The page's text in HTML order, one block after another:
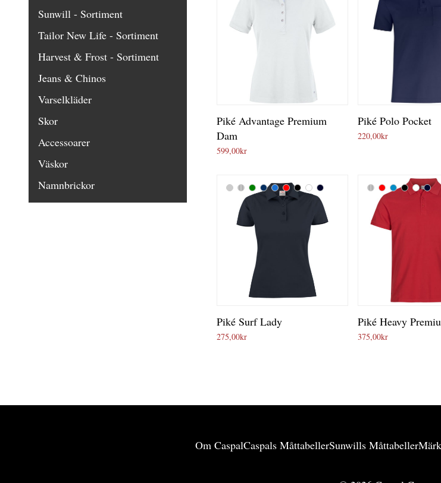
Sunwill - Sortiment
Tailor New Life - Sortiment
Harvest & Frost - Sortiment
Jeans & Chinos
Varselkläder
Skor
Accessoarer
Väskor
Namnbrickor
Piké Advantage Premium
Dam
599,00kr
Piké Polo Pocket
220,00kr
Piké Surf Lady
275,00kr
Piké Heavy
375,00kr
Om CaspalCaspals MåttabellerSunwills Måttabeller